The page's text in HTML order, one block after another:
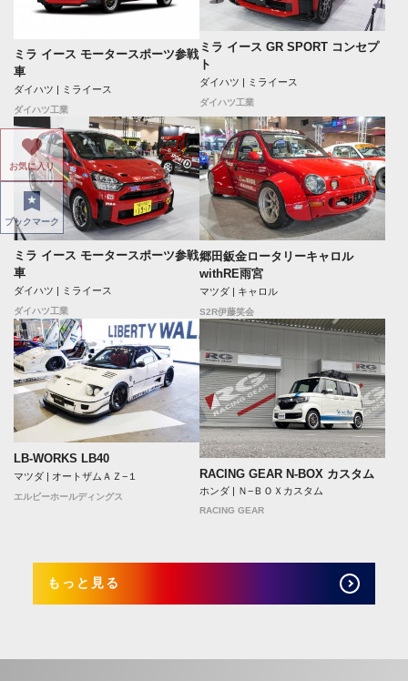
ミラ イース モータースポーツ参戦
車
ダイハツ | ミライース
ダイハツ工業
ミラ イース GR SPORT コンセプ
ト
ダイハツ | ミライース
ダイハツ工業
ミラ イース モータースポーツ参戦
車
ダイハツ | ミライース
ダイハツ工業
郷田鈑金ロータリーキャロル
withRE雨宮
マツダ | キャロル
S2R伊藤笑会
LB-WORKS LB40
マツダ | オートザムＡＺ−１
エルビーホールディングス
RACING GEAR N-BOX カスタム
ホンダ | Ｎ−ＢＯＸカスタム
RACING GEAR
もっと見る
お気に入り
ブックマーク